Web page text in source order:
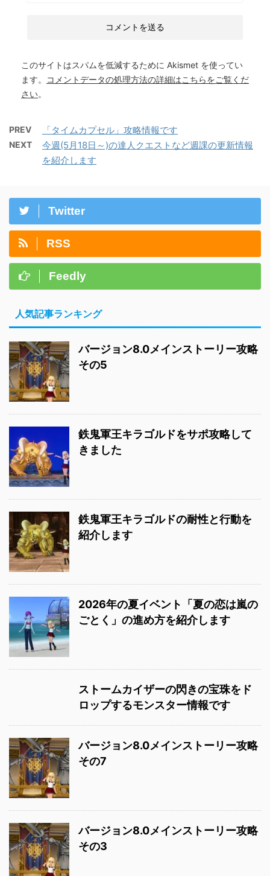
このサイトはスパムを低減するために Akismet を使ってい
ます。
コメントデータの処理方法の詳細はこちらをご覧くだ
さい。
PREV 「タイムカプセル」攻略情報です
NEXT
今週(5月18日～)の達人クエストなど週課の更新情報
を紹介します
Twitter
RSS
Feedly
人気記事ランキング
バージョン8.0メインストーリー攻略
その5
鉄鬼軍王キラゴルドをサポ攻略して
きました
鉄鬼軍王キラゴルドの耐性と行動を
紹介します
2026年の夏イベント「夏の恋は嵐の
ごとく」の進め方を紹介します
ストームカイザーの閃きの宝珠をド
ロップするモンスター情報です
バージョン8.0メインストーリー攻略
その7
バージョン8.0メインストーリー攻略
その3